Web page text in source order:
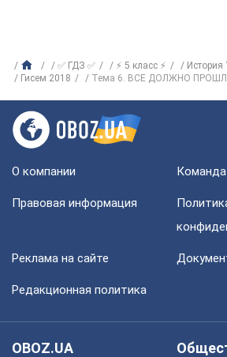
✅ ГДЗ ✅ ⚡ 5 класс ⚡
Гисем 2018
Тема 6. ВСЕ ДОЛЖНО
О компании Команда
Правовая информация
Реклама на сайте
Редакционная политика
OBOZ.UA